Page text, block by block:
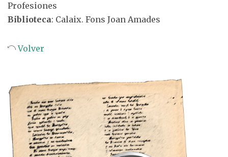
Profesiones
Biblioteca: Calaix. Fons Joan Amades
Volver